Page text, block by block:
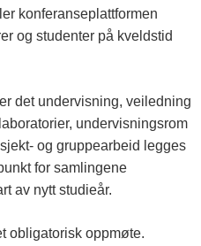
konferanseplattformen
og studenter på kveldstid
det undervisning, veiledning
undervisningsrom
og gruppearbeid legges
for samlingene
av nytt studieår.
obligatorisk oppmøte.